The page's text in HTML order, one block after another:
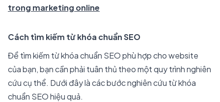
trong marketing online
Cách tìm kiếm từ khóa chuẩn SEO
Để tìm kiếm từ khóa chuẩn SEO phù hợp cho website
của bạn, bạn cần phải tuân thủ theo một quy trình nghiên
cứu cụ thể. Dưới đây là các bước nghiên cứu từ khóa
chuẩn SEO hiệu quả.